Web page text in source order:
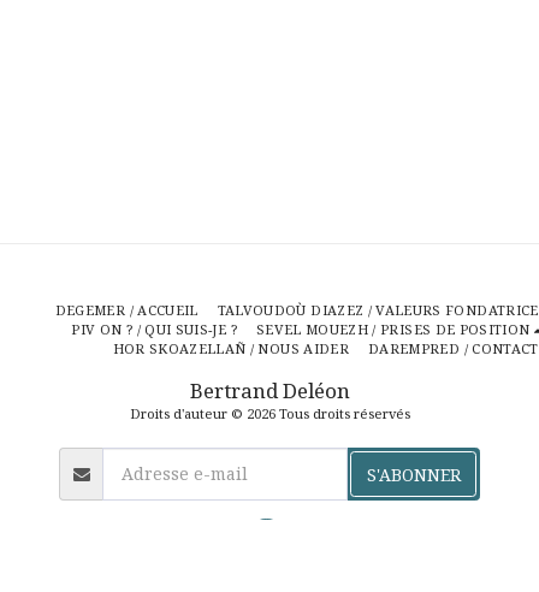
Bertrand Deléon
Droits d'auteur © 2026 Tous droits réservés
DEGEMER / ACCUEIL
TALVOUDOÙ DIAZEZ / VALEURS
PIV ON ? / QUI SUIS-JE ?
SEVEL MOUEZH / PRISES DE POSITION
HOR SKOAZELLAÑ / NOUS AIDER
DAREMPRED /
S'ABONNER